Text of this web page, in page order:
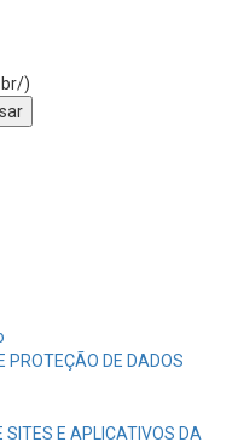
)
PROTEÇÃO DE DADOS
SITES E APLICATIVOS DA